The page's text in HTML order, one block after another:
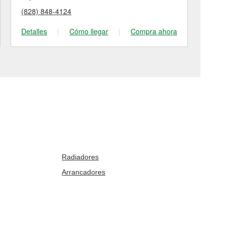
(828) 848-4124
Detalles
| Cómo llegar | Compra ahora
Radiadores
Arrancadores